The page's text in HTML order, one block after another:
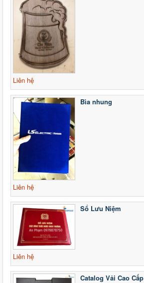
Liên hệ
Bìa nhung
Liên hệ
Sổ Lưu Niệm
Liên hệ
Catalog Vải Cao Cấp